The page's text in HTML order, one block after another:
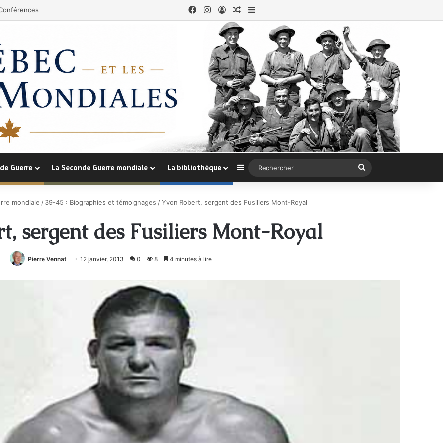
Facebook
InstagramConnexion
Article au hasard
Sidebar (barre latérale)
Guerre La Seconde Guerre mondiale La bibliothèque Sidebar (barre latérale)
mondiale / 39-45 : Biographies et témoignages /Yvon Robert, sergent des Fusiliers Mont-Royal
sergent des Fusiliers Mont-Royal
Pierre Vennat 12 janvier, 2013 0 8 4 minutes à lire